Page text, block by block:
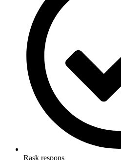
Rask respons